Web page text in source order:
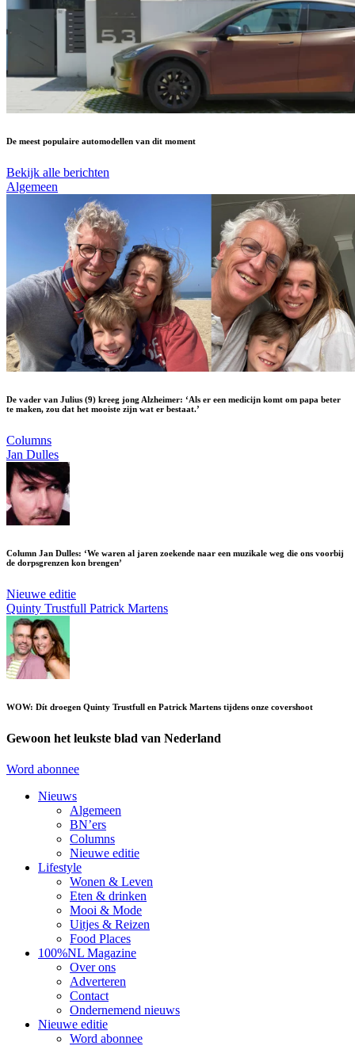
De meest populaire automodellen van dit moment
Bekijk alle berichten
Algemeen
De vader van Julius (9) kreeg jong Alzheimer: ‘Als er een medicijn komt om papa beter
te maken, zou dat het mooiste zijn wat er bestaat.’
Columns
Jan Dulles
Column Jan Dulles: ‘We waren al jaren zoekende naar een muzikale weg die ons voorbij
de dorpsgrenzen kon brengen’
Nieuwe editie
Quinty Trustfull Patrick Martens
WOW: Dít droegen Quinty Trustfull en Patrick Martens tijdens onze covershoot
Gewoon het leukste blad van Nederland
Word abonnee
Nieuws
Algemeen
BN’ers
Columns
Nieuwe editie
Lifestyle
Wonen & Leven
Eten & drinken
Mooi & Mode
Uitjes & Reizen
Food Places
100%NL Magazine
Over ons
Adverteren
Contact
Ondernemend nieuws
Nieuwe editie
Word abonnee